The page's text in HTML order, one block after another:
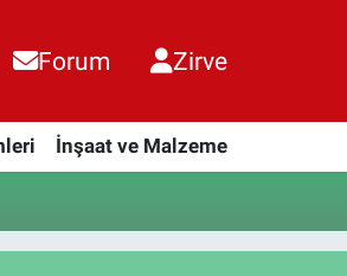
Forum Zirve
İnşaat ve Malzeme